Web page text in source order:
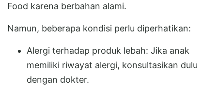
Food karena berbahan alami.
Namun, beberapa kondisi perlu diperhatikan:
Alergi terhadap produk lebah: Jika anak
memiliki riwayat alergi, konsultasikan dulu
dengan dokter.